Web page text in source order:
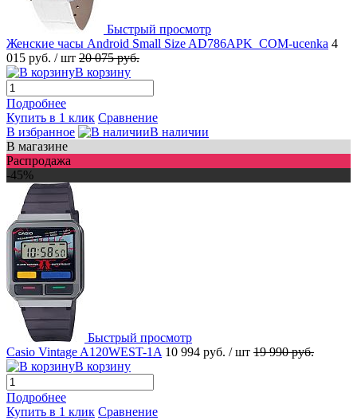
Быстрый просмотр
Женские часы Android Small Size AD786APK_COM-ucenka 4
015 руб. / шт 20 075 руб.
В корзину
Подробнее
Купить в 1 клик Сравнение
В избранное
В наличии
В магазине
Распродажа
-45%
Быстрый просмотр
Casio Vintage A120WEST-1A 10 994 руб. / шт 19 990 руб.
В корзину
Подробнее
Купить в 1 клик Сравнение